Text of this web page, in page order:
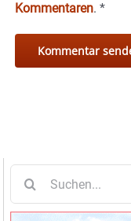
Kommentaren. *
nach: